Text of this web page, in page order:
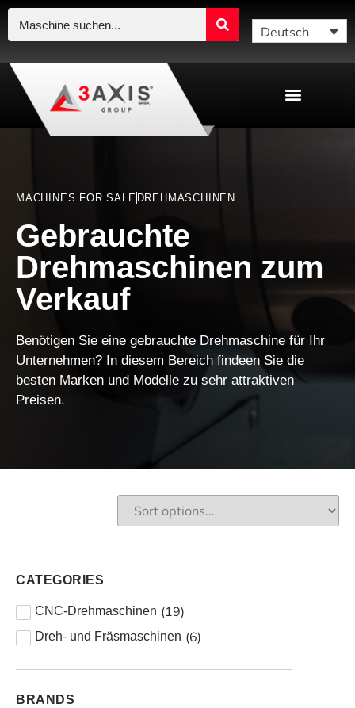
Deutsch
MACHINES FOR SALE DREHMASCHINEN
Gebrauchte
Drehmaschinen zum
Verkauf
Benötigen Sie eine gebrauchte Drehmaschine für Ihr
Unternehmen? In diesem Bereich findeen Sie die
besten Marken und Modelle zu sehr attraktiven
Preisen.
CATEGORIES
CNC-Drehmaschinen (19)
Dreh- und Fräsmaschinen (6)
BRANDS